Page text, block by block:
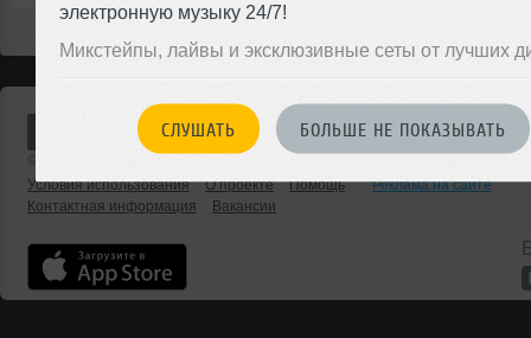
электронную музыку 24/7!
Микстейпы, лайвы и эксклюзивные сеты от лучших
СЛУШАТЬ БОЛЬШЕ НЕ ПОКАЗЫВАТЬ
© 2001 — 2026 «DJ.ru» Все права защищены.
Условия использования
О проекте Помощь
Реклама на сайте
Контактная информация
Вакансии